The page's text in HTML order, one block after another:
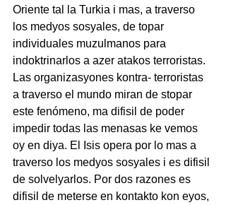
Oriente tal la Turkia i mas, a traverso
los medyos sosyales, de topar
individuales muzulmanos para
indoktrinarlos a azer atakos terroristas.
Las organizasyones kontra- terroristas
a traverso el mundo miran de stopar
este fenómeno, ma difisil de poder
impedir todas las menasas ke vemos
oy en diya. El Isis opera por lo mas a
traverso los medyos sosyales i es difisil
de solvelyarlos. Por dos razones es
difisil de meterse en kontakto kon eyos,